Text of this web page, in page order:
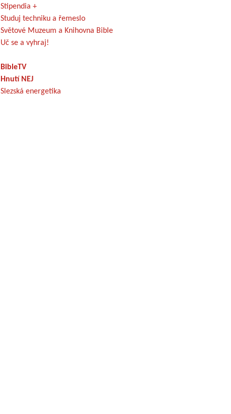
Stipendia +
Studuj techniku a řemeslo
Světové Muzeum a Knihovna Bible
Uč se a vyhraj!
BibleTV
Hnutí NEJ
Slezská energetika